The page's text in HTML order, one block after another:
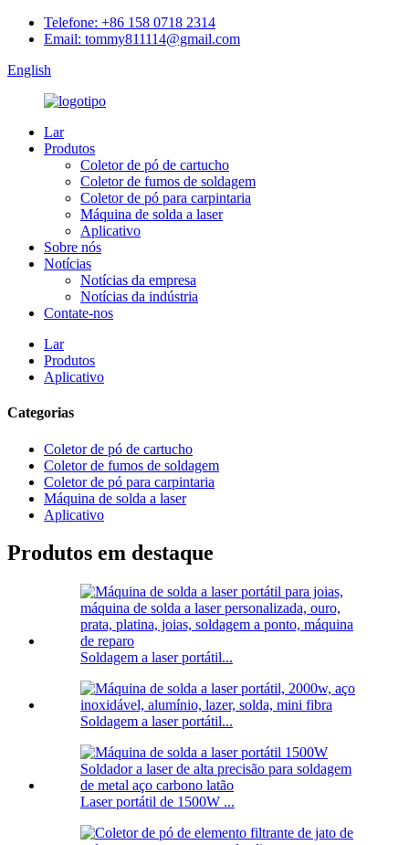
Telefone: +86 158 0718 2314
Email: tommy811114@gmail.com
English
Lar
Produtos
Coletor de pó de cartucho
Coletor de fumos de soldagem
Coletor de pó para carpintaria
Máquina de solda a laser
Aplicativo
Sobre nós
Notícias
Notícias da empresa
Notícias da indústria
Contate-nos
Lar
Produtos
Aplicativo
Categorias
Coletor de pó de cartucho
Coletor de fumos de soldagem
Coletor de pó para carpintaria
Máquina de solda a laser
Aplicativo
Produtos em destaque
Soldagem a laser portátil...
Soldagem a laser portátil...
Laser portátil de 1500W ...